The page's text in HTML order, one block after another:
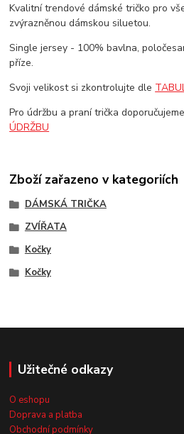
Kvalitní trendové dámské tričko pro
zvýrazněnou dámskou siluetou.
Single jersey - 100% bavlna,
příze.
Svoji velikost si zkontrolujte dle
Pro údržbu a praní trička
ÚDRŽBU
Zboží zařazeno v kategoriích
DÁMSKÁ TRIČKA
ZVÍŘATA
Kočky
Kočky
Užitečné odkazy
O eshopu
Doprava a platba
Obchodní podmínky